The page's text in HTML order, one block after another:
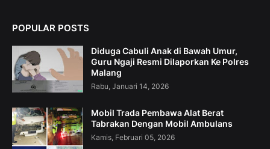
POPULAR POSTS
Diduga Cabuli Anak di Bawah Umur,
Guru Ngaji Resmi Dilaporkan Ke Polres
Malang
Rabu, Januari 14, 2026
Mobil Trada Pembawa Alat Berat
Tabrakan Dengan Mobil Ambulans
Kamis, Februari 05, 2026